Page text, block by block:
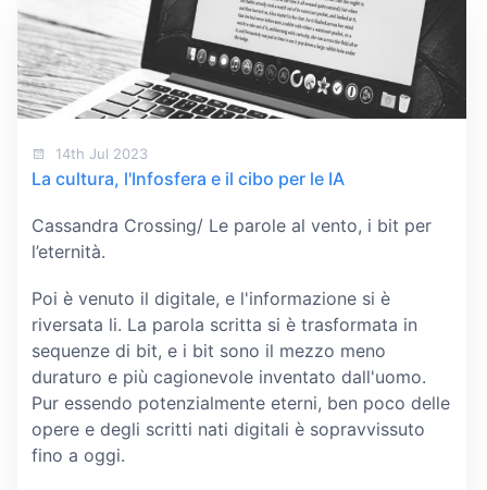
14th Jul 2023
La cultura, l'Infosfera e il cibo per le IA
Cassandra Crossing/ Le parole al vento, i bit per
l’eternità.
Poi è venuto il digitale, e l'informazione si è
riversata li. La parola scritta si è trasformata in
sequenze di bit, e i bit sono il mezzo meno
duraturo e più cagionevole inventato dall'uomo.
Pur essendo potenzialmente eterni, ben poco delle
opere e degli scritti nati digitali è sopravvissuto
fino a oggi.